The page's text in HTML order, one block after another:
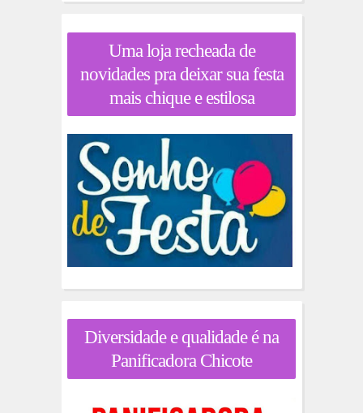
Uma loja recheada de
novidades pra deixar sua festa
mais chique e estilosa
Diversidade e qualidade é na
Panificadora Chicote